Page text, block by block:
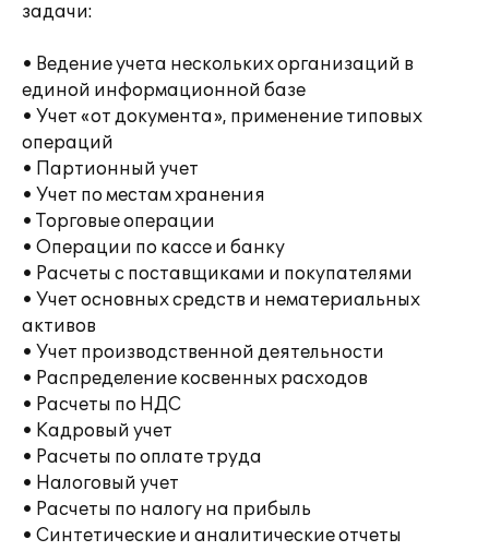
задачи:
• Ведение учета нескольких организаций в
единой информационной базе
• Учет «от документа», применение типовых
операций
• Партионный учет
• Учет по местам хранения
• Торговые операции
• Операции по кассе и банку
• Расчеты с поставщиками и покупателями
• Учет основных средств и нематериальных
активов
• Учет производственной деятельности
• Распределение косвенных расходов
• Расчеты по НДС
• Кадровый учет
• Расчеты по оплате труда
• Налоговый учет
• Расчеты по налогу на прибыль
• Синтетические и аналитические отчеты